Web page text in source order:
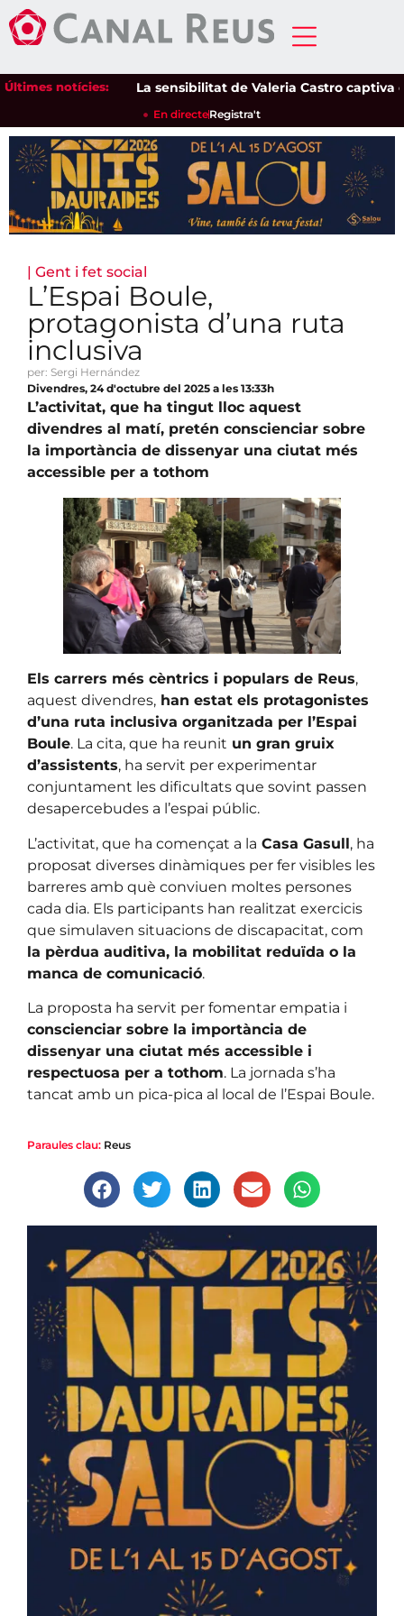
Últimes notícies:La sensibilitat de Valeria Castro captiva el
En directeRegistra't
| Gent i fet social
L’Espai Boule,
protagonista d’una ruta
inclusiva
per: Sergi Hernández
Divendres, 24 d'octubre del 2025 a les 13:33h
L’activitat, que ha tingut lloc aquest
divendres al matí, pretén conscienciar sobre
la importància de dissenyar una ciutat més
accessible per a tothom
Els carrers més cèntrics i populars de Reus,
aquest divendres, han estat els protagonistes
d’una ruta inclusiva organitzada per l’Espai
Boule. La cita, que ha reunit un gran gruix
d’assistents, ha servit per experimentar
conjuntament les dificultats que sovint passen
desapercebudes a l’espai públic.
L’activitat, que ha començat a la Casa Gasull, ha
proposat diverses dinàmiques per fer visibles les
barreres amb què conviuen moltes persones
cada dia. Els participants han realitzat exercicis
que simulaven situacions de discapacitat, com
la pèrdua auditiva, la mobilitat reduïda o la
manca de comunicació.
La proposta ha servit per fomentar empatia i
conscienciar sobre la importància de
dissenyar una ciutat més accessible i
respectuosa per a tothom. La jornada s’ha
tancat amb un pica-pica al local de l’Espai Boule.
Paraules clau: Reus